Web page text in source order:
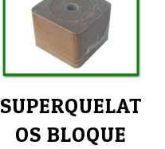
SUPERQUELAT
OS BLOQUE